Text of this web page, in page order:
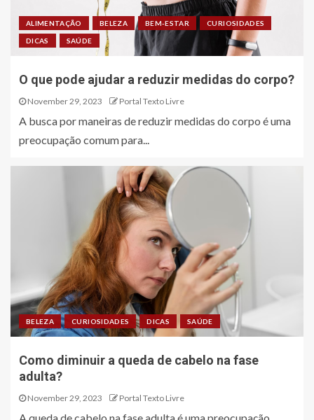
ALIMENTAÇÃO BELEZA BEM-ESTAR CURIOSIDADES
DICAS SAÚDE
O que pode ajudar a reduzir medidas do corpo?
November 29, 2023 Portal Texto Livre
A busca por maneiras de reduzir medidas do corpo é uma
preocupação comum para...
BELEZA CURIOSIDADES DICAS SAÚDE
Como diminuir a queda de cabelo na fase
adulta?
November 29, 2023 Portal Texto Livre